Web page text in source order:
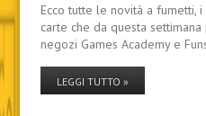
Ecco tutte le novità a fumetti,
carte che da questa
negozi Games Academy e
LEGGI TUTTO »